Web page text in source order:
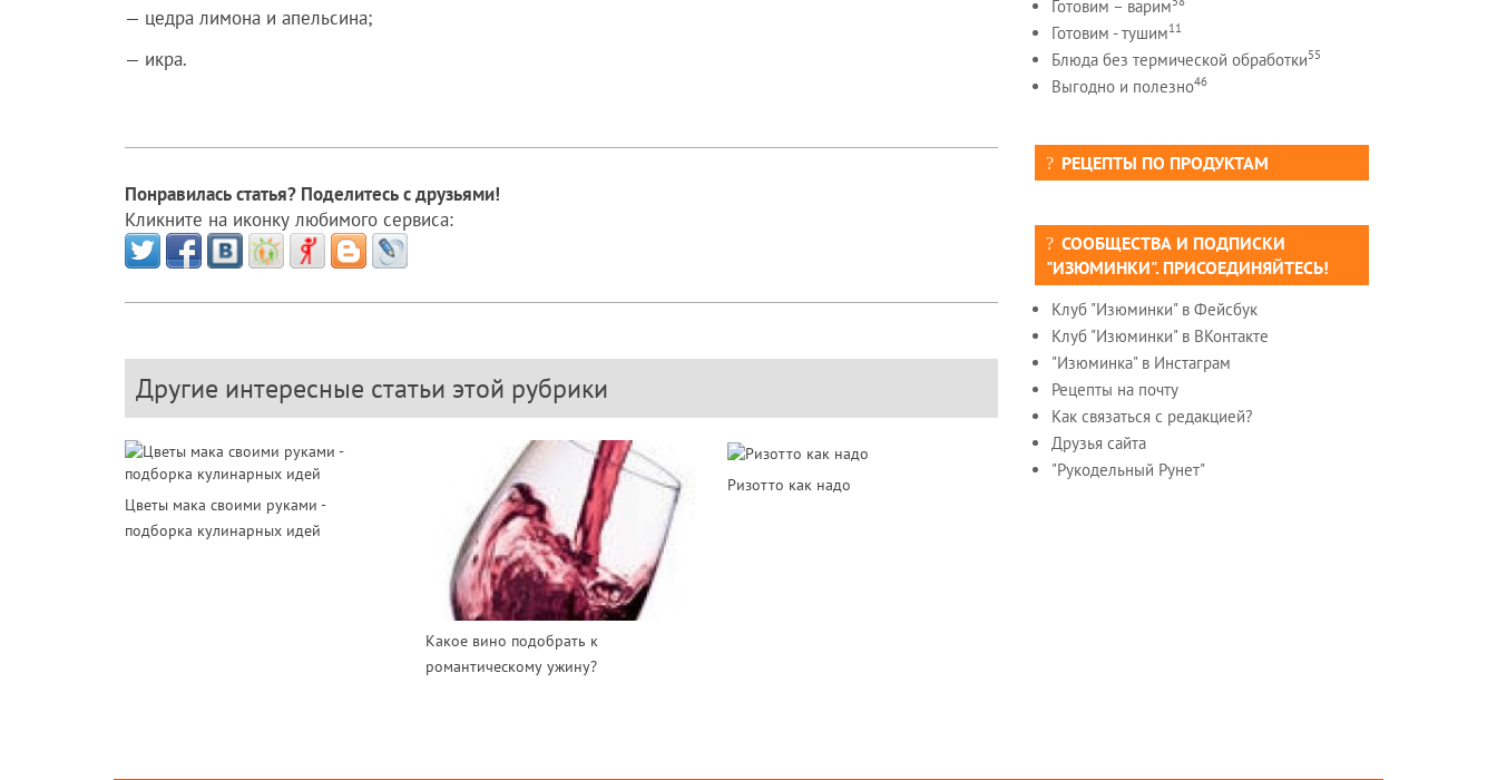
— цедра лимона и апельсина;
— икра.
Понравилась статья? Поделитесь с друзьями!
Кликните на иконку любимого сервиса:
Другие интересные статьи этой рубрики
Цветы мака своими руками -
подборка кулинарных идей
Какое вино подобрать к
романтическому ужину?
Ризотто как надо
Готовим – варим
Готовим - тушим11
Блюда без термической обработки55
Выгодно и полезно46
РЕЦЕПТЫ ПО ПРОДУКТАМ
СООБЩЕСТВА И ПОДПИСКИ
"ИЗЮМИНКИ". ПРИСОЕДИНЯЙТЕСЬ!
Клуб "Изюминки" в Фейсбук
Клуб "Изюминки" в ВКонтакте
"Изюминка" в Инстаграм
Рецепты на почту
Как связаться с редакцией?
Друзья сайта
"Рукодельный Рунет"